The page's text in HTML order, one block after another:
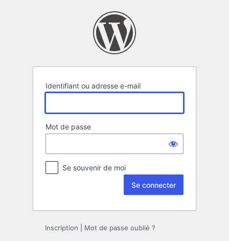
Identifiant ou adresse e-mail
Mot de passe
Se souvenir de moi
Inscription Mot de passe oublié ?